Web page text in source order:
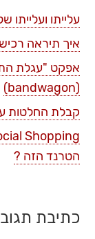
עלייתו ועלייתו
איך תיראה
אפקט "עגלת
(bandwagon)
קבלת החלטות
הטרנד הזה ?
כתיבת